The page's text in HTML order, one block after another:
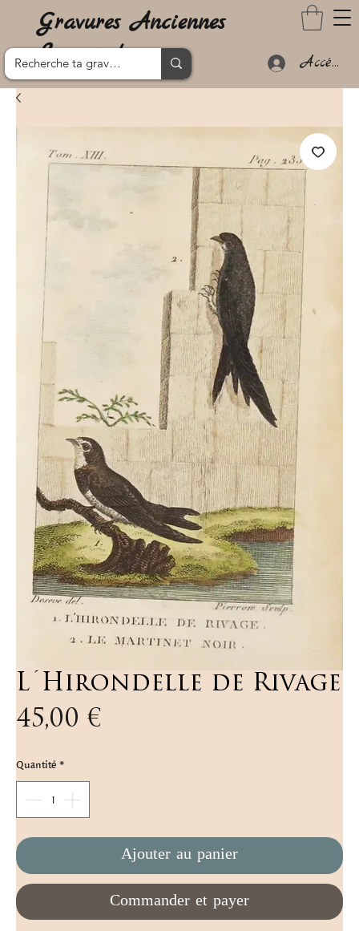
Gravures Anciennes
Lanzarote
Accéder
L´Hirondelle de Rivage
45,00 €
Quantité*
Ajouter au panier
Commander et payer